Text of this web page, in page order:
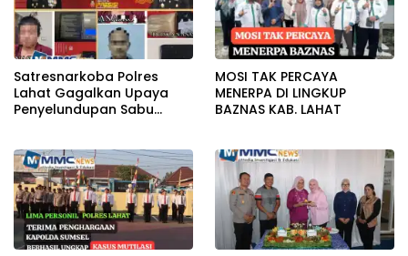
Satresnarkoba Polres
Lahat Gagalkan Upaya
Penyelundupan Sabu
MOSI TAK PERCAYA
MENERPA DI LINGKUP
BAZNAS KAB. LAHAT